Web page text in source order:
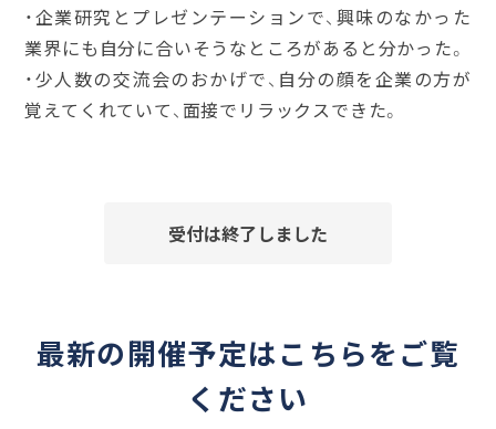
・企業研究とプレゼンテーションで、興味のなかった
業界にも自分に合いそうなところがあると分かった。
・少人数の交流会のおかげで、自分の顔を企業の方が
覚えてくれていて、面接でリラックスできた。
受付は終了しました
最新の開催予定はこちらをご覧
ください